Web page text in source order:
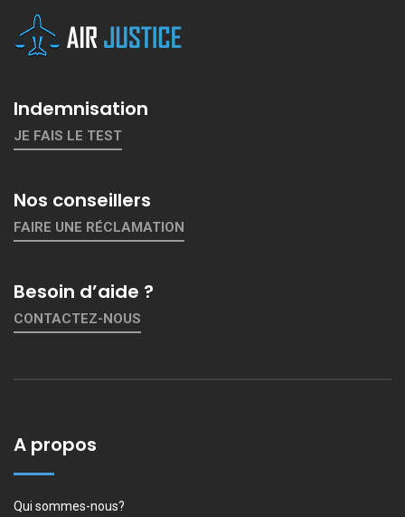
Indemnisation
JE FAIS LE TEST
Nos conseillers
FAIRE UNE RÉCLAMATION
Besoin d’aide ?
CONTACTEZ-NOUS
A propos
Qui sommes-nous?